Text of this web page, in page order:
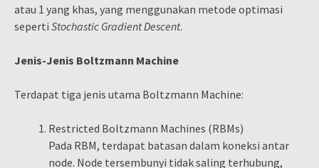
atau 1 yang khas, yang menggunakan metode optimasi
seperti Stochastic Gradient Descent.
Jenis-Jenis Boltzmann Machine
Terdapat tiga jenis utama Boltzmann Machine:
Restricted Boltzmann Machines (RBMs)
Pada RBM, terdapat batasan dalam koneksi antar
node. Node tersembunyi tidak saling terhubung,